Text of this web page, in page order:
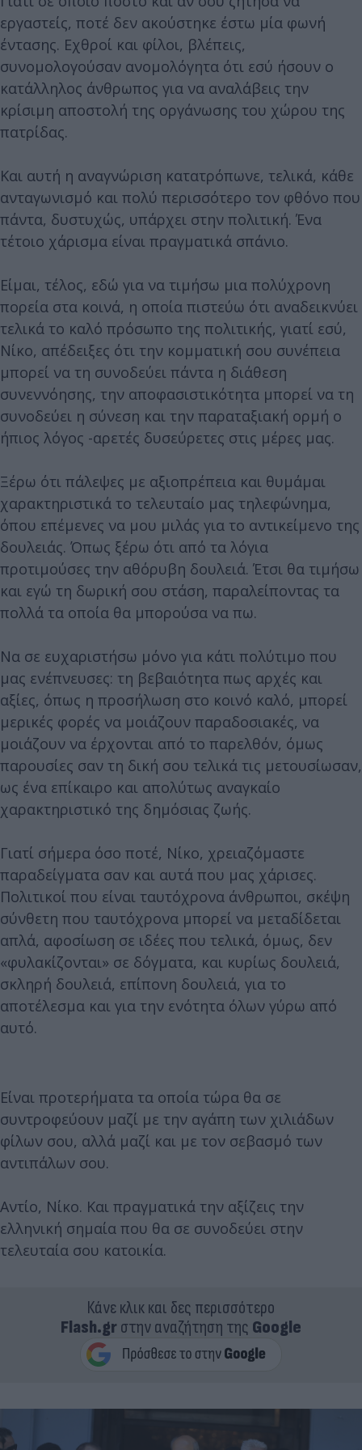
εργαστείς, ποτέ δεν ακούστηκε έστω μία φωνή
έντασης. Εχθροί και φίλοι, βλέπεις,
συνομολογούσαν ανομολόγητα ότι εσύ ήσουν ο
κατάλληλος άνθρωπος για να αναλάβεις την
κρίσιμη αποστολή της οργάνωσης του χώρου της
πατρίδας.
Και αυτή η αναγνώριση κατατρόπωνε, τελικά, κάθε
ανταγωνισμό και πολύ περισσότερο τον φθόνο που
πάντα, δυστυχώς, υπάρχει στην πολιτική. Ένα
τέτοιο χάρισμα είναι πραγματικά σπάνιο.
Είμαι, τέλος, εδώ για να τιμήσω μια πολύχρονη
πορεία στα κοινά, η οποία πιστεύω ότι αναδεικνύει
τελικά το καλό πρόσωπο της πολιτικής, γιατί εσύ,
Νίκο, απέδειξες ότι την κομματική σου συνέπεια
μπορεί να τη συνοδεύει πάντα η διάθεση
συνεννόησης, την αποφασιστικότητα μπορεί να τη
συνοδεύει η σύνεση και την παραταξιακή ορμή ο
ήπιος λόγος -αρετές δυσεύρετες στις μέρες μας.
Ξέρω ότι πάλεψες με αξιοπρέπεια και θυμάμαι
χαρακτηριστικά το τελευταίο μας τηλεφώνημα,
όπου επέμενες να μου μιλάς για το αντικείμενο της
δουλειάς. Όπως ξέρω ότι από τα λόγια
προτιμούσες την αθόρυβη δουλειά. Έτσι θα τιμήσω
και εγώ τη δωρική σου στάση, παραλείποντας τα
πολλά τα οποία θα μπορούσα να πω.
Να σε ευχαριστήσω μόνο για κάτι πολύτιμο που
μας ενέπνευσες: τη βεβαιότητα πως αρχές και
αξίες, όπως η προσήλωση στο κοινό καλό, μπορεί
μερικές φορές να μοιάζουν παραδοσιακές, να
μοιάζουν να έρχονται από το παρελθόν, όμως
παρουσίες σαν τη δική σου τελικά τις μετουσίωσαν,
ως ένα επίκαιρο και απολύτως αναγκαίο
χαρακτηριστικό της δημόσιας ζωής.
Γιατί σήμερα όσο ποτέ, Νίκο, χρειαζόμαστε
παραδείγματα σαν και αυτά που μας χάρισες.
Πολιτικοί που είναι ταυτόχρονα άνθρωποι, σκέψη
σύνθετη που ταυτόχρονα μπορεί να μεταδίδεται
απλά, αφοσίωση σε ιδέες που τελικά, όμως, δεν
«φυλακίζονται» σε δόγματα, και κυρίως δουλειά,
σκληρή δουλειά, επίπονη δουλειά, για το
αποτέλεσμα και για την ενότητα όλων γύρω από
αυτό.
Είναι προτερήματα τα οποία τώρα θα σε
συντροφεύουν μαζί με την αγάπη των χιλιάδων
φίλων σου, αλλά μαζί και με τον σεβασμό των
αντιπάλων σου.
Αντίο, Νίκο. Και πραγματικά την αξίζεις την
ελληνική σημαία που θα σε συνοδεύει στην
τελευταία σου κατοικία.
Κάνε κλικ και δες περισσότερο
Flash.grστην αναζήτηση της Google